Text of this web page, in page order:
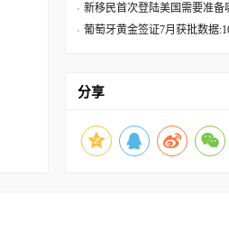
移民美国
新移民首次登陆美国需要准备
国机场流程
葡萄牙黄金签证7月获批数据
分享